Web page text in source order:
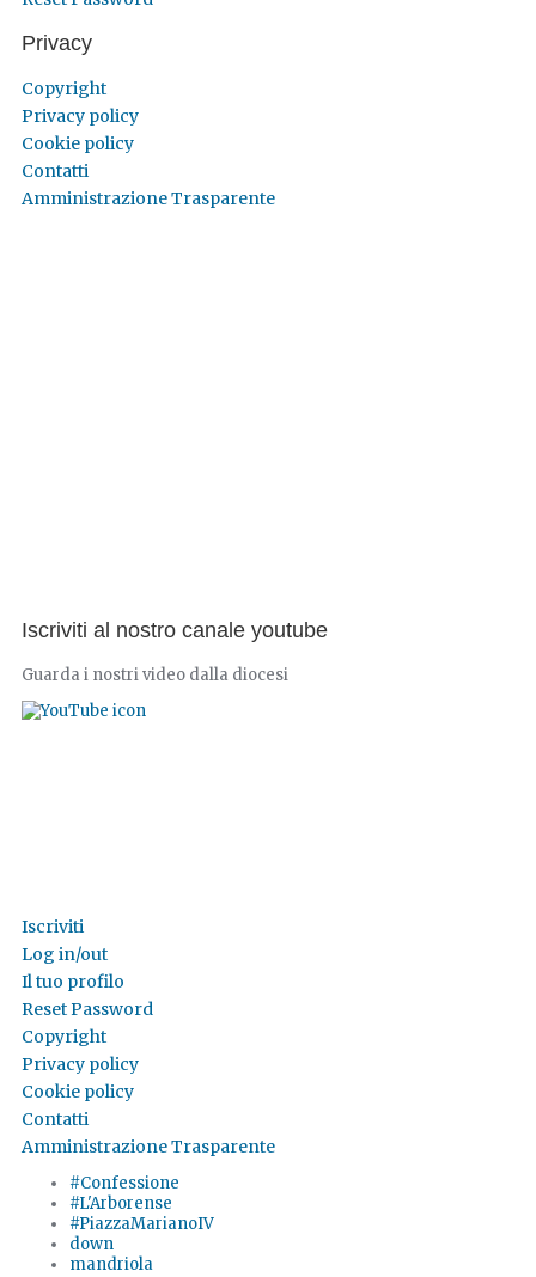
Privacy
Copyright
Privacy policy
Cookie policy
Contatti
Amministrazione Trasparente
Iscriviti al nostro canale youtube
Guarda i nostri video dalla diocesi
Iscriviti
Log in/out
Il tuo profilo
Reset Password
Copyright
Privacy policy
Cookie policy
Contatti
Amministrazione Trasparente
#Confessione
#L'Arborense
#PiazzaMarianoIV
down
mandriola